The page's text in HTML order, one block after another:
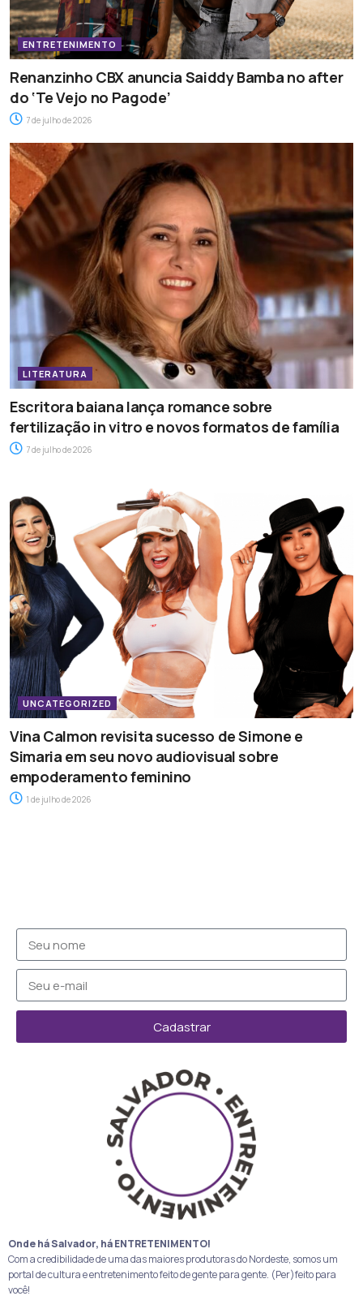
ENTRETENIMENTO
Renanzinho CBX anuncia Saiddy Bamba no after
do ‘Te Vejo no Pagode’
7 de julho de 2026
LITERATURA
Escritora baiana lança romance sobre
fertilização in vitro e novos formatos de família
7 de julho de 2026
UNCATEGORIZED
Vina Calmon revisita sucesso de Simone e
Simaria em seu novo audiovisual sobre
empoderamento feminino
1 de julho de 2026
Cadastrar
Onde há Salvador, há ENTRETENIMENTO!
Com a credibilidade de uma das maiores produtoras do Nordeste, somos um
portal de cultura e entretenimento feito de gente para gente. (Per)feito para
você!